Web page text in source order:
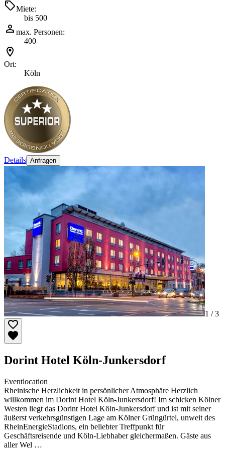
Miete:
bis 500
max. Personen:
400
Ort:
Köln
Details Anfragen
1 /3
Dorint Hotel Köln-Junkersdorf
Eventlocation
Rheinische Herzlichkeit in persönlicher Atmosphäre Herzlich
willkommen im Dorint Hotel Köln-Junkersdorf! Im schicken Kölner
Westen liegt das Dorint Hotel Köln-Junkersdorf und ist mit seiner
äußerst verkehrsgünstigen Lage am Kölner Grüngürtel, unweit des
RheinEnergieStadions, ein beliebter Treffpunkt für
Geschäftsreisende und Köln-Liebhaber gleichermaßen. Gäste aus
aller Wel …